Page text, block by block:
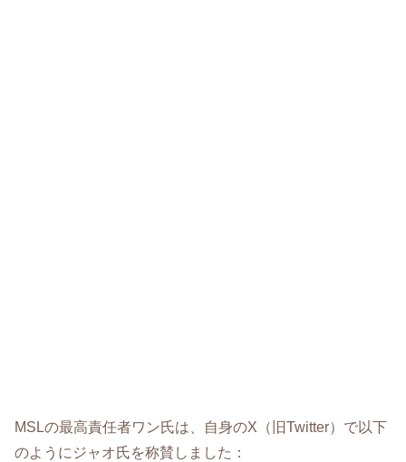
MSLの最高責任者ワン氏は、自身のX（旧Twitter）で以下
のようにジャオ氏を称賛しました：